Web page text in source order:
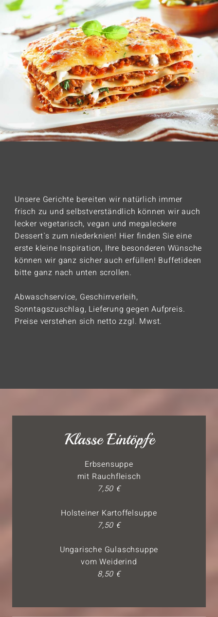
Unsere Gerichte bereiten wir natürlich immer
frisch zu und selbstverständlich können wir auch
lecker vegetarisch, vegan und megaleckere
Dessert`s zum niederknien! Hier finden Sie eine
erste kleine Inspiration, Ihre besonderen Wünsche
können wir ganz sicher auch erfüllen! Buffetideen
bitte ganz nach unten scrollen.
Abwaschservice, Geschirrverleih,
Sonntagszuschlag, Lieferung gegen Aufpreis.
Preise verstehen sich netto zzgl. Mwst.
Klasse Eintöpfe
Erbsensuppe
mit Rauchfleisch
7,50 €
Holsteiner Kartoffelsuppe
7,50 €
Ungarische Gulaschsuppe
vom Weiderind
8,50 €